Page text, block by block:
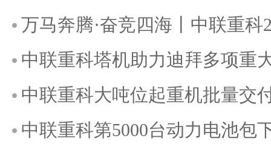
万马奔腾·奋竞四海丨中联重
中联重科塔机助力迪拜多项重
中联重科大吨位起重机批量交
中联重科第5000台动力电池包